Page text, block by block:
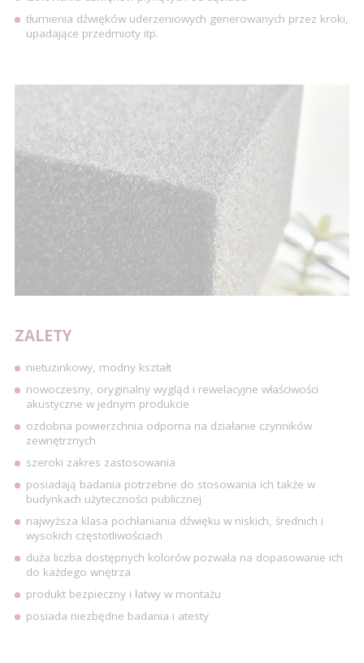
tłumienia dźwięków uderzeniowych generowanych przez kroki,
upadające przedmioty itp.
ZALETY
nietuzinkowy, modny kształt
nowoczesny, oryginalny wygląd i rewelacyjne właściwości
akustyczne w jednym produkcie
ozdobna powierzchnia odporna na działanie czynników
zewnętrznych
szeroki zakres zastosowania
posiadają badania potrzebne do stosowania ich także w
budynkach użyteczności publicznej
najwyższa klasa pochłaniania dźwięku w niskich, średnich i
wysokich częstotliwościach
duża liczba dostępnych kolorów pozwala na dopasowanie ich
do każdego wnętrza
produkt bezpieczny i łatwy w montażu
posiada niezbędne badania i atesty